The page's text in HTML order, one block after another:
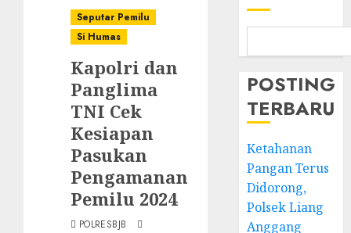
Seputar Pemilu
Si Humas
Kapolri dan
Panglima
TNI Cek
Kesiapan
Pasukan
Pengamanan
Pemilu 2024
POLRESBJB
POSTING
TERBARU
Ketahanan
Pangan Terus
Didorong,
Polsek Liang
Anggang